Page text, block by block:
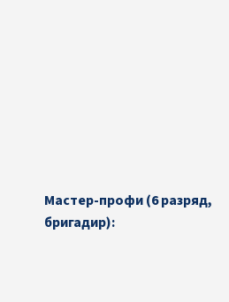
Мастер-профи (6 разряд,
бригадир):